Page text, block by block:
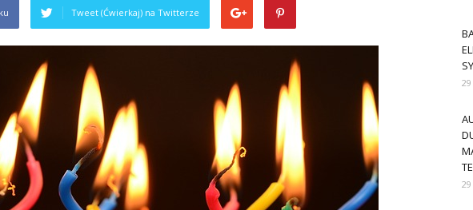
Tweet (Ćwierkaj) na Twitterze